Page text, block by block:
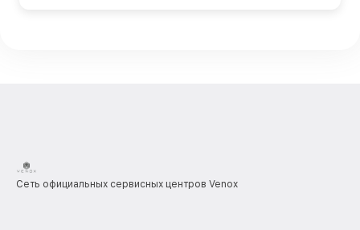
Сеть официальных сервисных центров Venox